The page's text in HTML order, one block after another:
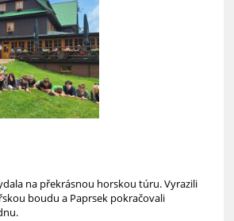
na překrásnou horskou túru. Vyrazili
boudu a Paprsek pokračovali